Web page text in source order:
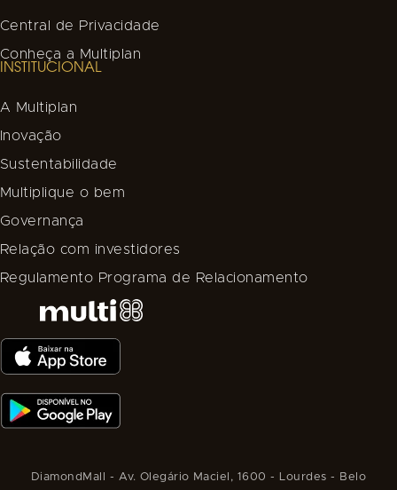
Central de Privacidade
Conheça a Multiplan
INSTITUCIONAL
A Multiplan
Inovação
Sustentabilidade
Multiplique o bem
Governança
Relação com investidores
Regulamento Programa de Relacionamento
DiamondMall - Av. Olegário Maciel, 1600 - Lourdes - Belo